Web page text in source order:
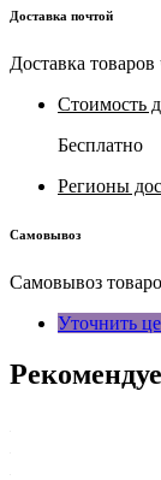
Доставка почтой
Доставка
Стоимость
Бесплатно
Регионы
Самовывоз
Самовывоз
Уточнить